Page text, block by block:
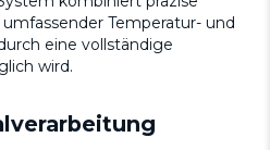
Temperatur- und
eine vollständige
wird.